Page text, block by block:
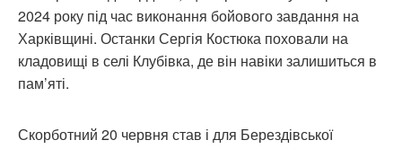
2024 року під час виконання бойового завдання на
Харківщині. Останки Сергія Костюка поховали на
кладовищі в селі Клубівка, де він навіки залишиться в
пам’яті.
Скорботний 20 червня став і для Берездівської